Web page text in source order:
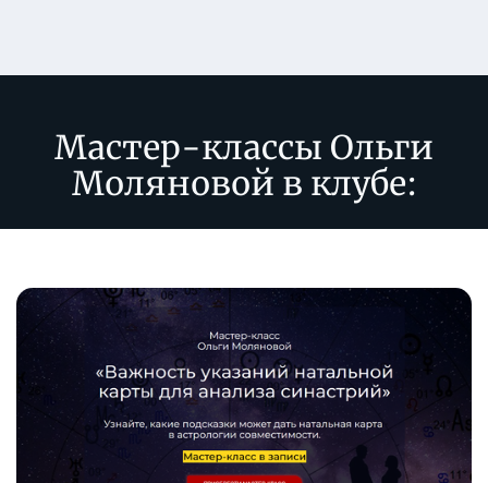
Мастер-классы Ольги
Моляновой в клубе: